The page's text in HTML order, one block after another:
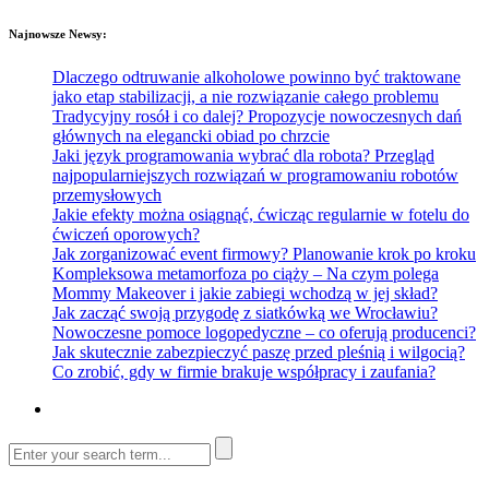
Najnowsze Newsy:
Dlaczego odtruwanie alkoholowe powinno być traktowane
jako etap stabilizacji, a nie rozwiązanie całego problemu
Tradycyjny rosół i co dalej? Propozycje nowoczesnych dań
głównych na elegancki obiad po chrzcie
Jaki język programowania wybrać dla robota? Przegląd
najpopularniejszych rozwiązań w programowaniu robotów
przemysłowych
Jakie efekty można osiągnąć, ćwicząc regularnie w fotelu do
ćwiczeń oporowych?
Jak zorganizować event firmowy? Planowanie krok po kroku
Kompleksowa metamorfoza po ciąży – Na czym polega
Mommy Makeover i jakie zabiegi wchodzą w jej skład?
Jak zacząć swoją przygodę z siatkówką we Wrocławiu?
Nowoczesne pomoce logopedyczne – co oferują producenci?
Jak skutecznie zabezpieczyć paszę przed pleśnią i wilgocią?
Co zrobić, gdy w firmie brakuje współpracy i zaufania?